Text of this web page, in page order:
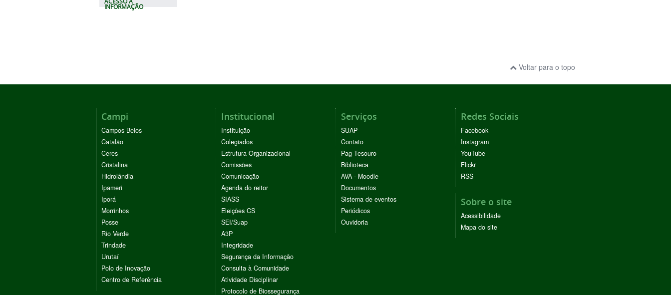
INFORMAÇÃO
Voltar para o topo
Campi
Campos Belos
Catalão
Ceres
Cristalina
Hidrolândia
Ipameri
Iporá
Morrinhos
Posse
Rio Verde
Trindade
Urutaí
Polo de Inovação
Centro de Referência
Institucional
Instituição
Colegiados
Estrutura Organizacional
Comissões
Comunicação
Agenda do reitor
SIASS
Eleições CS
SEI/Suap
A3P
Integridade
Segurança da Informação
Consulta à Comunidade
Atividade Disciplinar
Protocolo de Biossegurança
Serviços
SUAP
Contato
Pag Tesouro
Biblioteca
AVA - Moodle
Documentos
Sistema de eventos
Periódicos
Ouvidoria
Redes Sociais
Facebook
Instagram
YouTube
Flickr
RSS
Sobre o site
Acessibilidade
Mapa do site